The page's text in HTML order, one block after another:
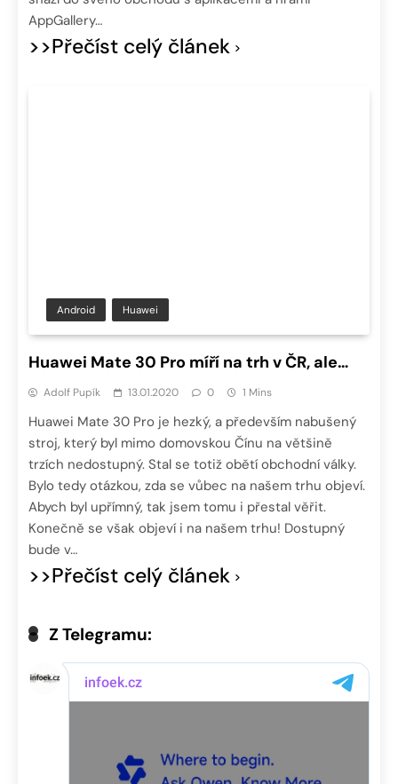
AppGallery…
>>Přečíst celý článek
Android Huawei
Huawei Mate 30 Pro míří na trh v ČR, ale…
Adolf Pupík 13.01.2020 0 1 Mins
Huawei Mate 30 Pro je hezký, a především nabušený
stroj, který byl mimo domovskou Čínu na většině
trzích nedostupný. Stal se totiž obětí obchodní války.
Bylo tedy otázkou, zda se vůbec na našem trhu objeví.
Abych byl upřímný, tak jsem tomu i přestal věřit.
Konečně se však objeví i na našem trhu! Dostupný
bude v…
>>Přečíst celý článek
Z Telegramu: